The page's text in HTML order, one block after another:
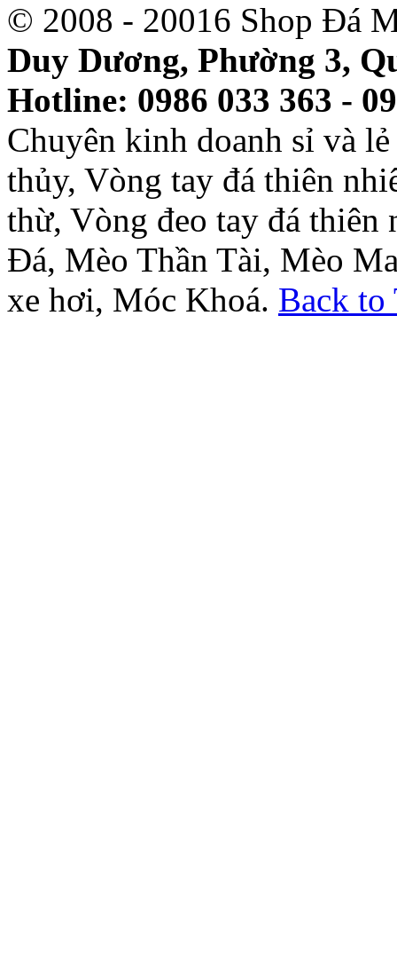
© 2008 - 20016 Shop Đá
Duy Dương, Phường 3,
Hotline: 0986 033 363 -
Chuyên kinh doanh sỉ và
thủy, Vòng tay đá thiên
thừ, Vòng đeo tay đá thiên
Đá, Mèo Thần Tài, Mèo
xe hơi, Móc Khoá. Back to